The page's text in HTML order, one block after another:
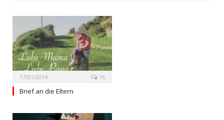
17/01/2014 16
Brief an die Eltern